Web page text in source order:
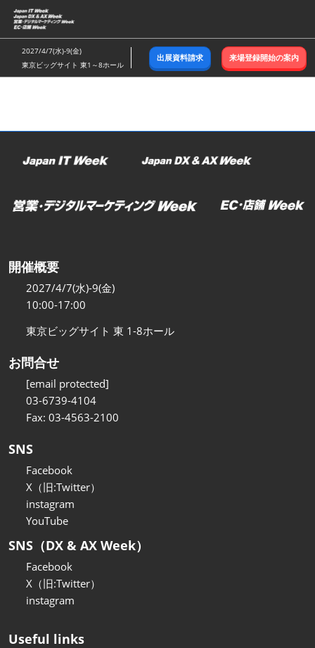
ス
キ
ッ
し
む
2027/4/7(水)-9(金)
東京ビッグサイト 東1～8ホール
出展資料請求 来場登録開始の案内
開催概要
2027/4/7(水)-9(金)
10:00-17:00
東京ビッグサイト 東 1-8ホール
お問合せ
[email protected]
03-6739-4104
Fax: 03-4563-2100
SNS
Facebook
X（旧:Twitter）
instagram
YouTube
SNS（DX & AX Week）
Facebook
X（旧:Twitter）
instagram
Useful links